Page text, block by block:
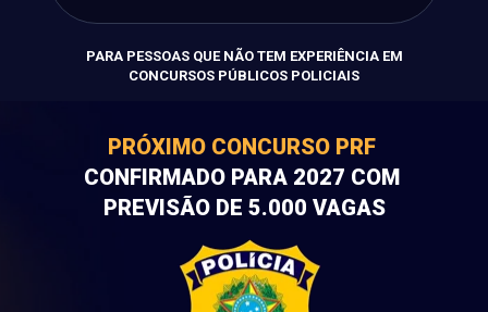
PARA PESSOAS QUE NÃO TEM EXPERIÊNCIA EM
CONCURSOS PÚBLICOS POLICIAIS
PRÓXIMO CONCURSO PRF
CONFIRMADO PARA 2027 COM
PREVISÃO DE 5.000 VAGAS